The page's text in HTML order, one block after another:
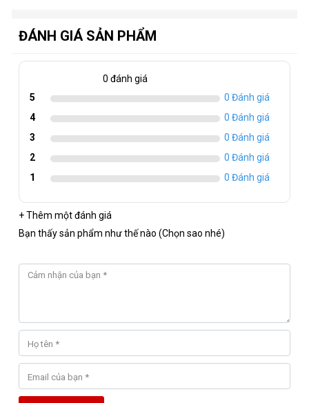
ĐÁNH GIÁ SẢN PHẨM
0 đánh giá
5
0 Đánh giá
4
0 Đánh giá
3
0 Đánh giá
2
0 Đánh giá
1
0 Đánh giá
+ Thêm một đánh giá
Bạn thấy sản phẩm như thế nào (Chọn sao nhé)